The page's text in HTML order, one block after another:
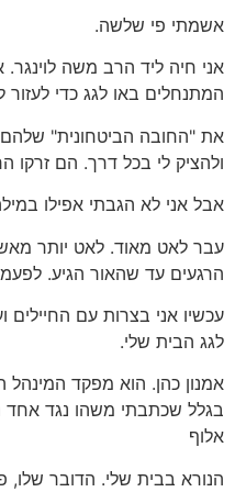
אשמתי פי שלשה.
המתנחלים באו לגג כדי לעזור
את "החובה הביטחונית"
ולהציק לי בכל דרך. הם זרקו
אבל אני לא הגבתי אפילו
עבר לאט מאוד. לאט יותר
הרגעים עד שהאור הגיע.
עכשיו אני בצרות עם
לגג הבית שלי.
אמנון כהן. הוא מפקד המינהל
בגלל שכתבתי משהו נגד אחד
אלוף
הנורא בבית שלי. הדובר